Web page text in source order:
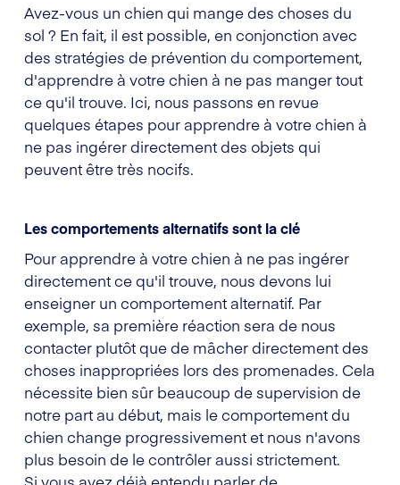
Avez-vous un chien qui mange des choses du
sol ? En fait, il est possible, en conjonction avec
des stratégies de prévention du comportement,
d'apprendre à votre chien à ne pas manger tout
ce qu'il trouve. Ici, nous passons en revue
quelques étapes pour apprendre à votre chien à
ne pas ingérer directement des objets qui
peuvent être très nocifs.
Les comportements alternatifs sont la clé
Pour apprendre à votre chien à ne pas ingérer
directement ce qu'il trouve, nous devons lui
enseigner un comportement alternatif. Par
exemple, sa première réaction sera de nous
contacter plutôt que de mâcher directement des
choses inappropriées lors des promenades. Cela
nécessite bien sûr beaucoup de supervision de
notre part au début, mais le comportement du
chien change progressivement et nous n'avons
plus besoin de le contrôler aussi strictement.